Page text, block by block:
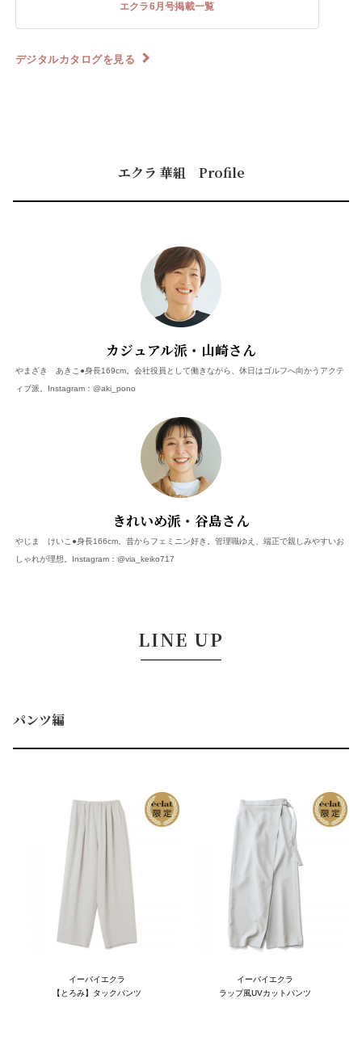
エクラ6月号掲載一覧
デジタルカタログを見る
エクラ 華組 Profile
カジュアル派・山崎さん
やまざき あきこ●身長169cm。会社役員として働きながら、休日はゴルフへ向かうアクテ
ィブ派。Instagram：@aki_pono
きれいめ派 ・谷島さん
やじま けいこ●身長166cm。昔からフェミニン好き。管理職ゆえ、端正で親しみやすいお
しゃれが理想。Instagram：@via_keiko717
LINE UP
パンツ編
イーバイエクラ
【とろみ】タックパンツ
イーバイエクラ
ラップ風UVカットパンツ